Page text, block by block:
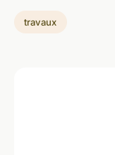
travaux